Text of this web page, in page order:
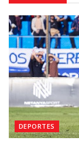
DEPORTES